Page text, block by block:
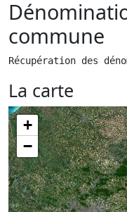
commune
Récupération des
La carte
+
−